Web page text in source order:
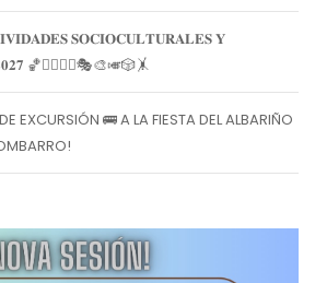
𝐒𝐎𝐂𝐈𝐎𝐂𝐔𝐋𝐓𝐔𝐑𝐀𝐋𝐄𝐒 𝐘
🏀🏊‍♀️🧘‍♀️🎭🎨🎺🎲🤸
EXCURSIÓN 🚌 A LA FIESTA DEL ALBARIÑO